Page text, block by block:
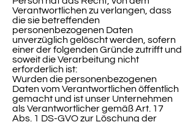
Verantwortlichen zu verlangen, dass
die sie betreffenden
personenbezogenen Daten
unverzüglich gelöscht werden, sofern
einer der folgenden Gründe zutrifft und
soweit die Verarbeitung nicht
erforderlich ist:
Wurden die personenbezogenen
Daten vom Verantwortlichen öffentlich
gemacht und ist unser Unternehmen
als Verantwortlicher gemäß Art. 17
Abs. 1 DS-GVO zur Löschung der